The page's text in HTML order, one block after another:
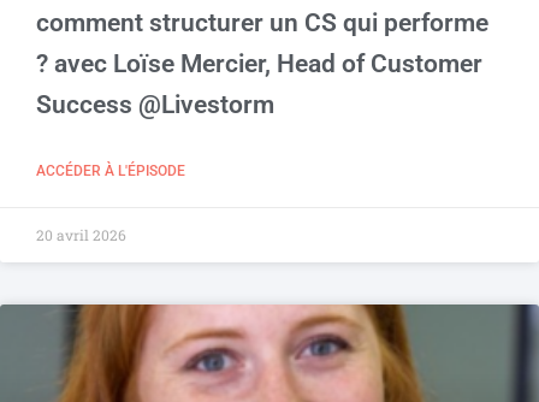
comment structurer un CS qui performe
? avec Loïse Mercier, Head of Customer
Success @Livestorm
ACCÉDER À L'ÉPISODE
20 avril 2026